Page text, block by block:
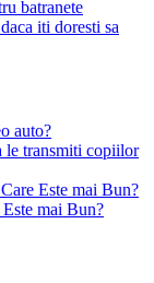
batranete
iti doresti sa
auto?
le transmiti copiilor
Este mai Bun?
mai Bun?